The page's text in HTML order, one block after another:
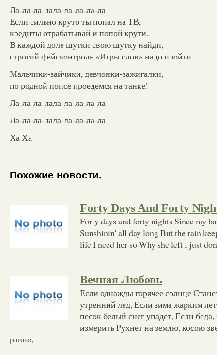
Ла-ла-ла-лала-ла-ла-ла-ла
Если сильно круто ты попал на ТВ,
кредиты отрабатывай и попой крути.
В каждой доле шутки свою шутку найди,
строгий фейсконтроль «Игры слов» надо пройти
Мальчики-зайчики, девчонки-зажигалки,
по родной попсе проедемся на танке!
Ла-ла-ла-лала-ла-ла-ла-ла
Ла-ла-ла-лала-ла-ла-ла-ла
Ха Ха
Похожие новости.
Forty Days And Forty
Forty days and forty nights Since my
Sunshinin' all day long But the rain
life I need her so Why she left I just
Вечная Любовь
Если однажды горячее солнце
утренний лед, Если зима жарким
песок белый снег упадет, Если
измерить Рухнет на землю, косою
равно,